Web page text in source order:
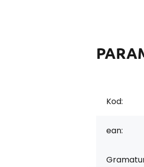
Kod:
ean: